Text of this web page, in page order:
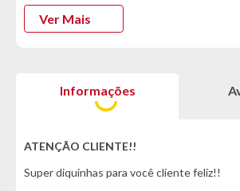
proporcionando um toque suave e
- Modelo: Rainha
Ver Mais
Informações
ATENÇÃO CLIENTE!!
Super diquinhas para você cliente feliz!!